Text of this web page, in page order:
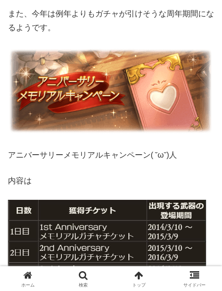
また、今年は例年よりもガチャが引けそうな周年期間にな
るようです。
アニバーサリーメモリアルキャンペーン( ˘ω˘)人
内容は
ホーム 検索 トップ サイドバー